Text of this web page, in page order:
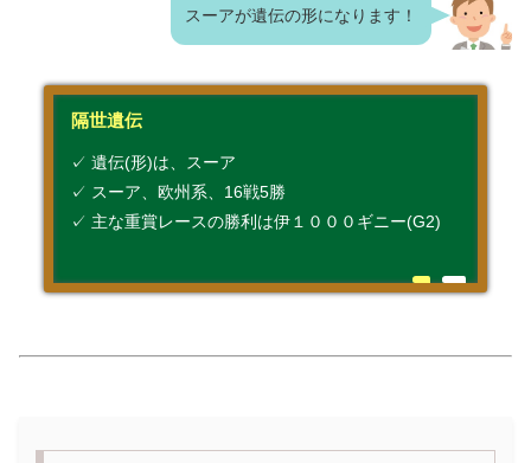
スーアが遺伝の形になります！
隔世遺伝
✓ 遺伝(形)は、スーア
✓ スーア、欧州系、16戦5勝
✓ 主な重賞レースの勝利は伊１０００ギニー(G2)